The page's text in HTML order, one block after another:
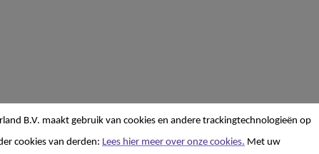
B.V. maakt gebruik van cookies en andere trackingtechnologieën op
cookies van derden: Lees hier meer over onze cookies. Met uw